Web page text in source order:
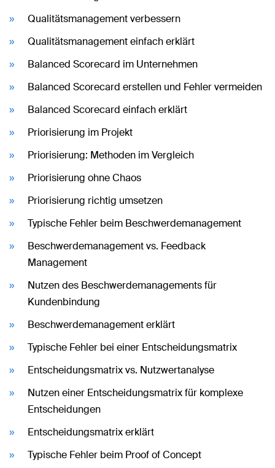
Qualitätsmanagement verbessern
Qualitätsmanagement einfach erklärt
Balanced Scorecard im Unternehmen
Balanced Scorecard erstellen und Fehler vermeiden
Balanced Scorecard einfach erklärt
Priorisierung im Projekt
Priorisierung: Methoden im Vergleich
Priorisierung ohne Chaos
Priorisierung richtig umsetzen
Typische Fehler beim Beschwerdemanagement
Beschwerdemanagement vs. Feedback
Management
Nutzen des Beschwerdemanagements für
Kundenbindung
Beschwerdemanagement erklärt
Typische Fehler bei einer Entscheidungsmatrix
Entscheidungsmatrix vs. Nutzwertanalyse
Nutzen einer Entscheidungsmatrix für komplexe
Entscheidungen
Entscheidungsmatrix erklärt
Typische Fehler beim Proof of Concept